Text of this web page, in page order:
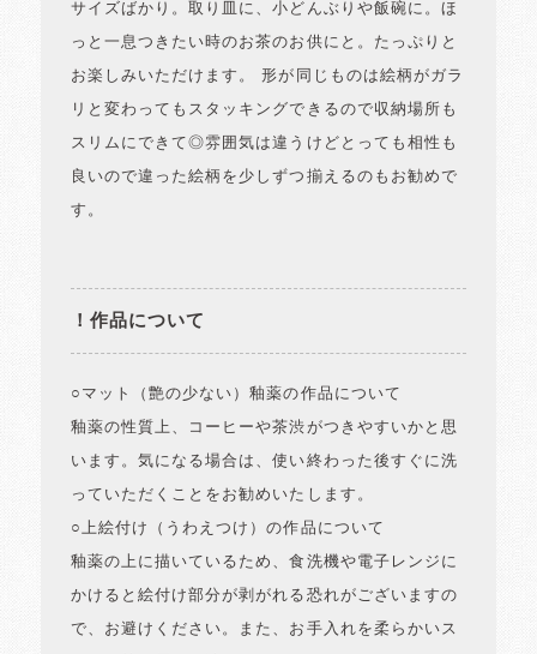
サイズばかり。取り皿に、小どんぶりや飯碗に。ほ
っと一息つきたい時のお茶のお供にと。たっぷりと
お楽しみいただけます。 形が同じものは絵柄がガラ
リと変わってもスタッキングできるので収納場所も
スリムにできて◎雰囲気は違うけどとっても相性も
良いので違った絵柄を少しずつ揃えるのもお勧めで
す。
！作品について
○マット（艶の少ない）釉薬の作品について
釉薬の性質上、コーヒーや茶渋がつきやすいかと思
います。気になる場合は、使い終わった後すぐに洗
っていただくことをお勧めいたします。
○上絵付け（うわえつけ）の作品について
釉薬の上に描いているため、食洗機や電子レンジに
かけると絵付け部分が剥がれる恐れがございますの
で、お避けください。また、お手入れを柔らかいス